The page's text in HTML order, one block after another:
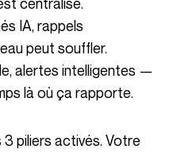
IA, rappels
peut souffler.
alertes intelligentes —
là où ça rapporte.